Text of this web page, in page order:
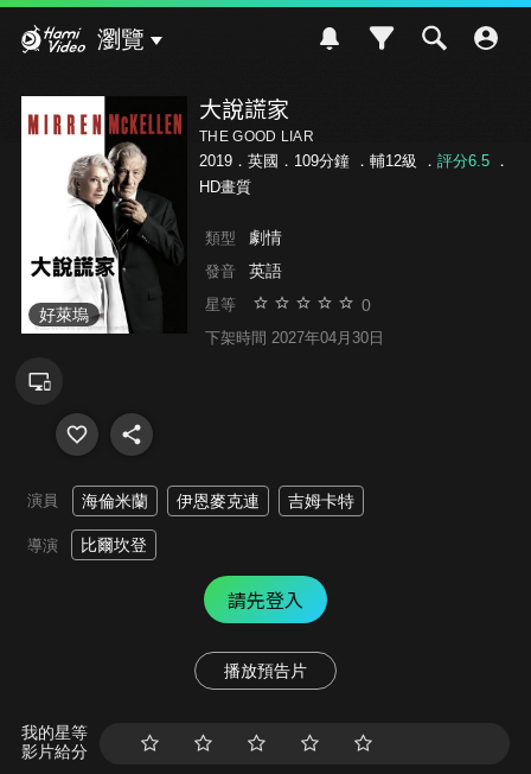
瀏覽
好萊塢
大說謊家
THE GOOD LIAR
2019．英國．109分鐘 ． 輔12級 ． 評分6.5．
HD畫質
類型 劇情
發音 英語
星等 0
下架時間 2027年04月30日
演員 海倫米蘭 伊恩麥克連 吉姆卡特
導演 比爾坎登
請先登入
播放預告片
我的星等
影片給分